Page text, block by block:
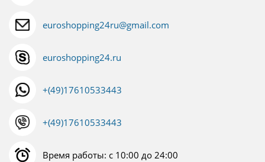
euroshopping24ru@gmail.com
euroshopping24.ru
+(49)17610533443
+(49)17610533443
Время работы: с 10:00 до 24:00